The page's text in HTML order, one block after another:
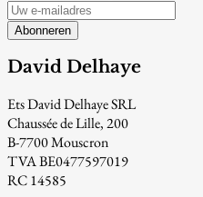
Abonneren
David Delhaye
Ets David Delhaye SRL
Chaussée de Lille, 200
B-7700 Mouscron
TVA BE0477597019
RC 14585